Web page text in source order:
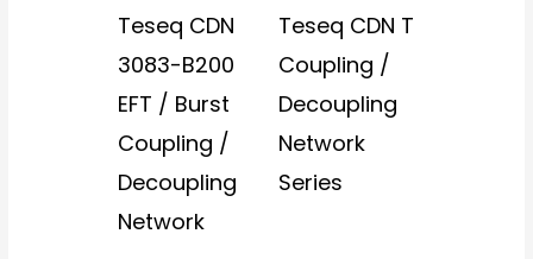
Teseq CDN
3083-B200
EFT / Burst
Coupling /
Decoupling
Network
Teseq CDN T
Coupling /
Decoupling
Network
Series